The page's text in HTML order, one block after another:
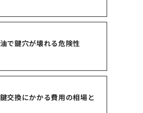
で鍵穴が壊れる危険性
交換にかかる費用の相場と